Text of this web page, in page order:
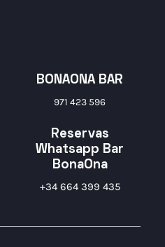
BONAONA BAR
971 423 596
Reservas
Whatsapp Bar
BonaOna
+34 664 399 435